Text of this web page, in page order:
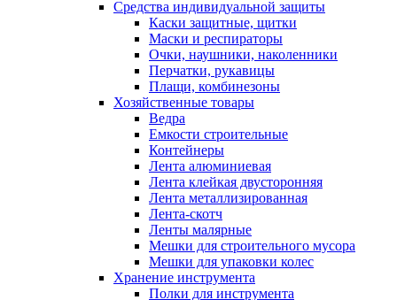
Средства индивидуальной защиты
Каски защитные, щитки
Маски и респираторы
Очки, наушники, наколенники
Перчатки, рукавицы
Плащи, комбинезоны
Хозяйственные товары
Ведра
Емкости строительные
Контейнеры
Лента алюминиевая
Лента клейкая двусторонняя
Лента металлизированная
Лента-скотч
Ленты малярные
Мешки для строительного мусора
Мешки для упаковки колес
Хранение инструмента
Полки для инструмента